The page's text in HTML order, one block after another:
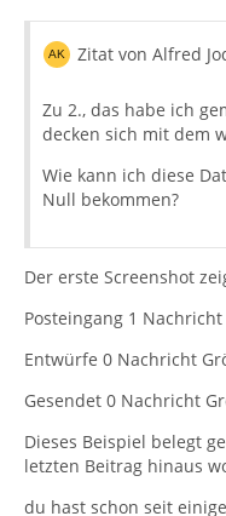
Zitat von Alfred
Zu 2., das habe ich
decken sich mit dem
Wie kann ich diese
Null bekommen?
Der erste Screenshot
Posteingang 1
Entwürfe 0 Nachricht
Gesendet 0 Nachricht
Dieses Beispiel belegt
letzten Beitrag hinaus
du hast schon seit